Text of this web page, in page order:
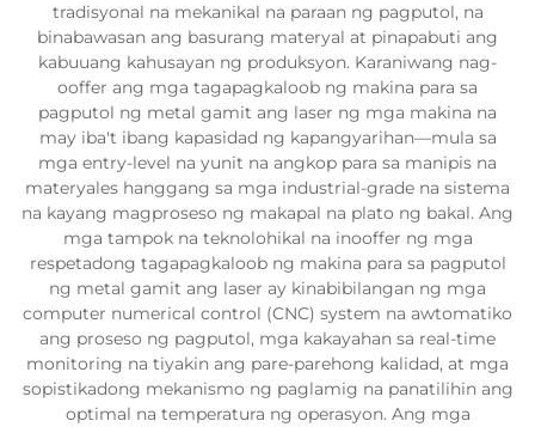
tradisyonal na mekanikal na paraan ng pagputol, na
binabawasan ang basurang materyal at pinapabuti ang
kabuuang kahusayan ng produksyon. Karaniwang nag-
ooffer ang mga tagapagkaloob ng makina para sa
pagputol ng metal gamit ang laser ng mga makina na
may iba't ibang kapasidad ng kapangyarihan—mula sa
mga entry-level na yunit na angkop para sa manipis na
materyales hanggang sa mga industrial-grade na sistema
na kayang magproseso ng makapal na plato ng bakal. Ang
mga tampok na teknolohikal na inooffer ng mga
respetadong tagapagkaloob ng makina para sa pagputol
ng metal gamit ang laser ay kinabibilangan ng mga
computer numerical control (CNC) system na awtomatiko
ang proseso ng pagputol, mga kakayahan sa real-time
monitoring na tiyakin ang pare-parehong kalidad, at mga
sopistikadong mekanismo ng paglamig na panatilihin ang
optimal na temperatura ng operasyon. Ang mga